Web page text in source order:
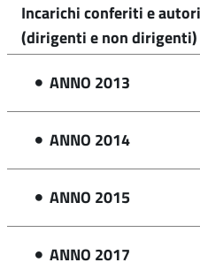
Incarichi conferiti e
(dirigenti e non dirigenti)
ANNO 2013
ANNO 2014
ANNO 2015
ANNO 2017